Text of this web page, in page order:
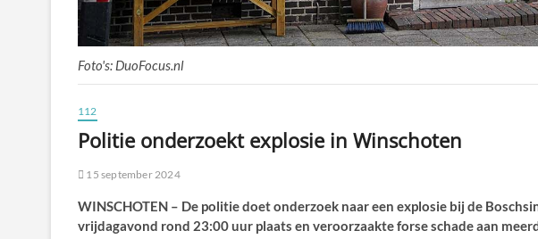
Foto's: DuoFocus.nl
112
Politie onderzoekt explosie in Winschoten
15 september 2024
WINSCHOTEN – De politie doet onderzoek naar een explosie bij de
vrijdagavond rond 23:00 uur plaats en veroorzaakte forse schade aan